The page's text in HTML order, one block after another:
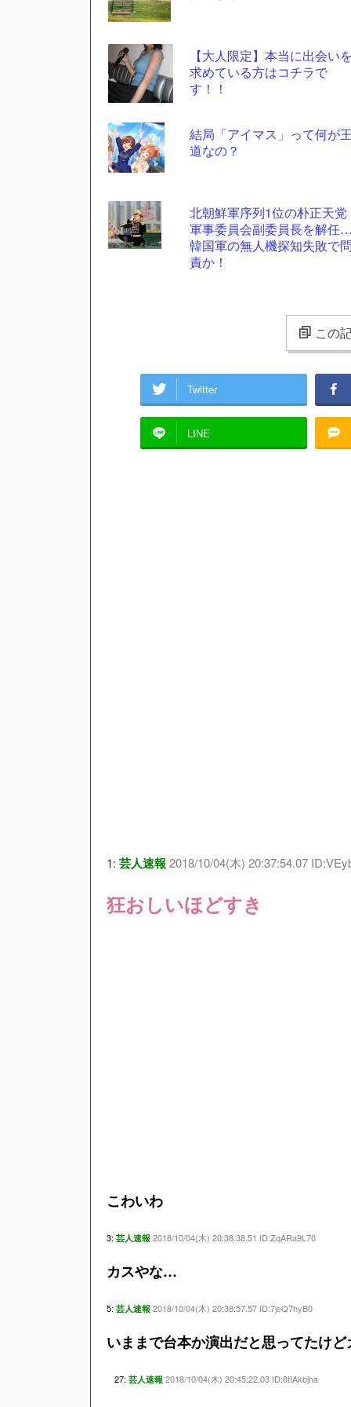
【大人限定】本当に出会いを
求めている方はコチラで
す！！
結局「アイマス」って何が王
道なの？
北朝鮮軍序列1位の朴正天党
軍事委員会副委員長を解任…
韓国軍の無人機探知失敗で問
責か！
この
Twitter
LINE
1: 芸人速報 2018/10/04(木) 20:37:54.07
狂おしいほどすき
こわいわ
3: 芸人速報 2018/10/04(木) 20:38:38.51 ID:ZqARa9L70
カスやな…
5: 芸人速報 2018/10/04(木) 20:38:57.57 ID:7jsQ7hyB0
いままで台本か演出だと思ってたけ
27: 芸人速報 2018/10/04(木) 20:45:22.03 ID:8tIAkbjha